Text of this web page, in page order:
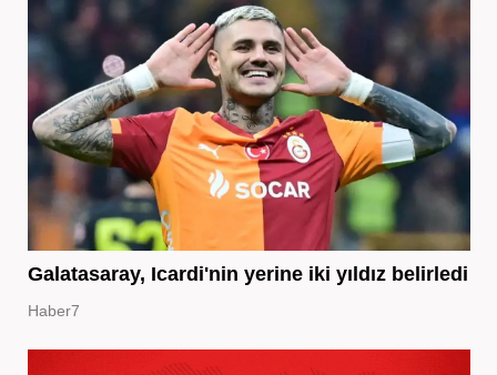
Galatasaray, Icardi'nin yerine iki yıldız belirledi
Haber7